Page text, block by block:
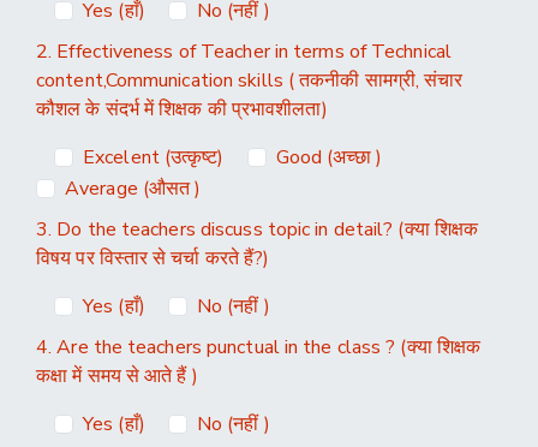
Yes (हाँ)
No (नहीं )
2. Effectiveness of Teacher in terms of Technical
content,Communication skills ( तकनीकी सामग्री, संचार
कौशल के संदर्भ में शिक्षक की प्रभावशीलता)
Excelent (उत्कृष्ट)
Good (अच्छा )
Average (औसत )
3. Do the teachers discuss topic in detail? (क्या शिक्षक
विषय पर विस्तार से चर्चा करते हैं?)
Yes (हाँ)
No (नहीं )
4. Are the teachers punctual in the class ? (क्या शिक्षक
कक्षा में समय से आते हैं )
Yes (हाँ)
No (नहीं )